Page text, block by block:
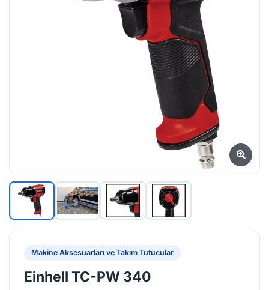
Makine Aksesuarları ve Takım Tutucular
Einhell TC-PW 340